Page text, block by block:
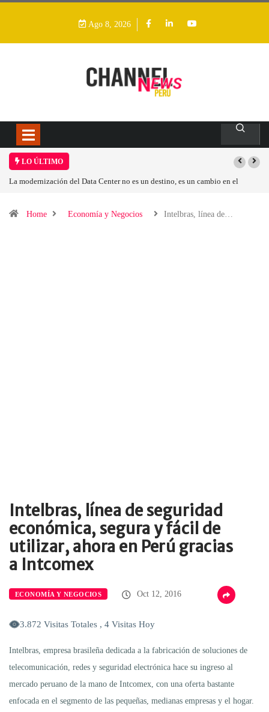
Ago 8, 2026
LO ÚLTIMO
La modernización del Data Center no es un destino, es un cambio en el
Home
Economía y Negocios Intelbras, línea de…
Intelbras, línea de seguridad
económica, segura y fácil de
utilizar, ahora en Perú gracias
a Intcomex
ECONOMÍA Y NEGOCIOS Oct 12, 2016
3.872 Visitas Totales , 4 Visitas Hoy
Intelbras, empresa brasileña dedicada a la fabricación de soluciones de
telecomunicación, redes y seguridad electrónica hace su ingreso al
mercado peruano de la mano de Intcomex, con una oferta bastante
enfocada en el segmento de las pequeñas, medianas empresas y el hogar.